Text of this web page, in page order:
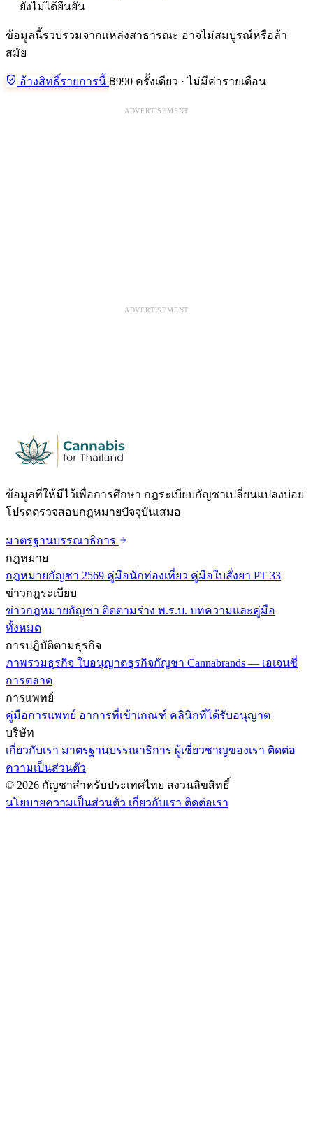
ยังไม่ได้ยืนยัน
ข้อมูลนี้รวบรวมจากแหล่งสาธารณะ อาจไม่สมบูรณ์หรือล้า
สมัย
อ้างสิทธิ์รายการนี้ ฿990 ครั้งเดียว · ไม่มีค่ารายเดือน
ADVERTISEMENT
ADVERTISEMENT
ข้อมูลที่ให้มีไว้เพื่อการศึกษา กฎระเบียบกัญชาเปลี่ยนแปลงบ่อย
โปรดตรวจสอบกฎหมายปัจจุบันเสมอ
มาตรฐานบรรณาธิการ
กฎหมาย
กฎหมายกัญชา 2569 คู่มือนักท่องเที่ยว คู่มือใบสั่งยา PT 33
ข่าวกฎระเบียบ
ข่าวกฎหมายกัญชา ติดตามร่าง พ.ร.บ. บทความและคู่มือ
ทั้งหมด
การปฏิบัติตามธุรกิจ
ภาพรวมธุรกิจ ใบอนุญาตธุรกิจกัญชา Cannabrands — เอเจนซี่
การตลาด
การแพทย์
คู่มือการแพทย์ อาการที่เข้าเกณฑ์ คลินิกที่ได้รับอนุญาต
บริษัท
เกี่ยวกับเรา มาตรฐานบรรณาธิการ ผู้เชี่ยวชาญของเรา ติดต่อ
ความเป็นส่วนตัว
© 2026 กัญชาสำหรับประเทศไทย สงวนลิขสิทธิ์
นโยบายความเป็นส่วนตัว เกี่ยวกับเรา ติดต่อเรา